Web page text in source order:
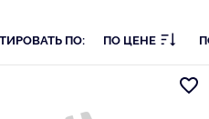
ПО: ПО ЦЕНЕ